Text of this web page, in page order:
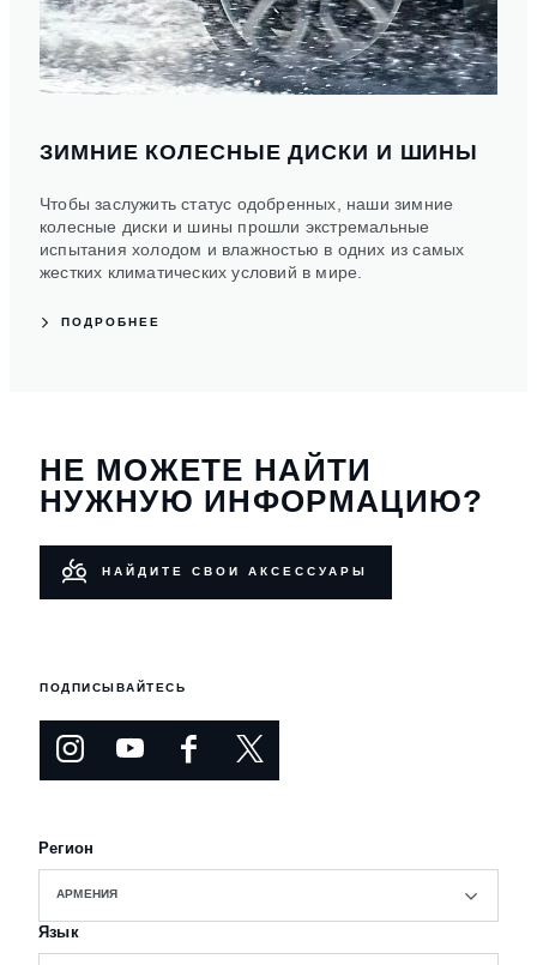
ЗИМНИЕ КОЛЕСНЫЕ ДИСКИ И ШИНЫ
Чтобы заслужить статус одобренных, наши зимние
колесные диски и шины прошли экстремальные
испытания холодом и влажностью в одних из самых
жестких климатических условий в мире.
ПОДРОБНЕЕ
НЕ МОЖЕТЕ НАЙТИ
НУЖНУЮ ИНФОРМАЦИЮ?
НАЙДИТЕ СВОИ АКСЕССУАРЫ
ПОДПИСЫВАЙТЕСЬ
Регион
АРМЕНИЯ
Язык